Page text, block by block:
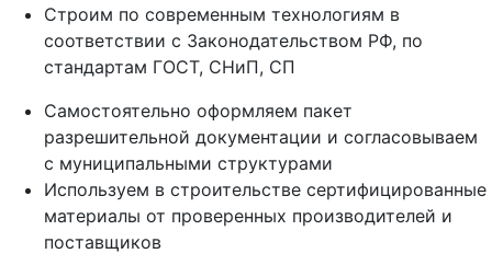
Строим по современным технологиям в
соответствии с Законодательством РФ, по
стандартам ГОСТ, СНиП, СП
Самостоятельно оформляем пакет
разрешительной документации и согласовываем
с муниципальными структурами
Используем в строительстве сертифицированные
материалы от проверенных производителей и
поставщиков